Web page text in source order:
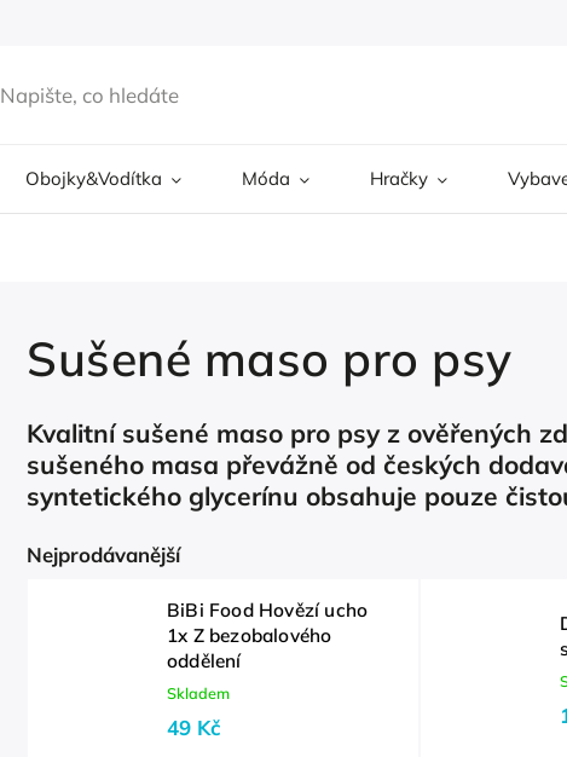
Obojky&Vodítka Móda Hračky
Sušené maso pro psy
Kvalitní sušené maso pro psy z ověřených
sušeného masa převážně od českých
syntetického glycerínu obsahuje pouze
Nejprodávanější
BiBi Food Hovězí ucho
1x Z bezobalového
oddělení
Skladem
49 Kč